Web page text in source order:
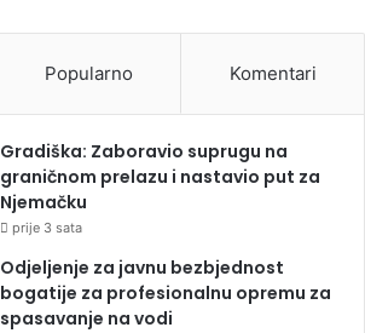
Popularno Komentari
Gradiška: Zaboravio suprugu na
graničnom prelazu i nastavio put za
Njemačku
prije 3 sata
Odjeljenje za javnu bezbjednost
bogatije za profesionalnu opremu za
spasavanje na vodi